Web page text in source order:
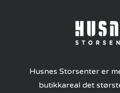
Husnes Storsenter er
butikkareal det